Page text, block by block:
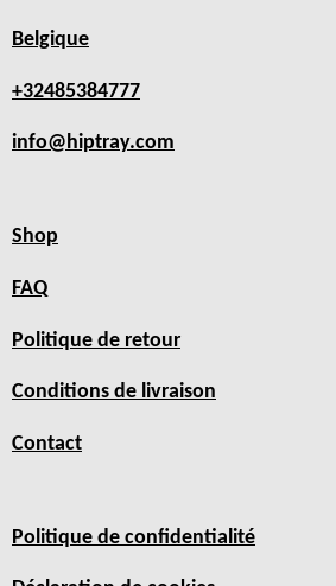
Belgique
+32485384777
info@hiptray.com
Shop
FAQ
Politique de retour
Conditions de livraison
Contact
Politique de confidentialité